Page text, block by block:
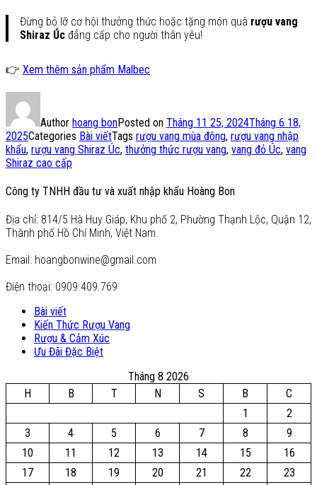
Đừng bỏ lỡ cơ hội thưởng thức hoặc tặng món quà rượu vang
Shiraz Úc đẳng cấp cho người thân yêu!
👉 Xem thêm sản phẩm Malbec
Author hoang bonPosted on Tháng 11 25, 2024Tháng 6 18,
2025Categories Bài viếtTags rượu vang mùa đông, rượu vang nhập
khẩu, rượu vang Shiraz Úc, thưởng thức rượu vang, vang đỏ Úc, vang
Shiraz cao cấp
Công ty TNHH đầu tư và xuất nhập khẩu Hoàng Bon
Địa chỉ: 814/5 Hà Huy Giáp, Khu phố 2, Phường Thạnh Lộc, Quận 12,
Thành phố Hồ Chí Minh, Việt Nam.
Email: hoangbonwine@gmail.com
Điện thoại: 0909.409.769
Bài viết
Kiến Thức Rượu Vang
Rượu & Cảm Xúc
Ưu Đãi Đặc Biệt
Tháng 8 2026
H
B T N S B
C
1
2
3
4 5 6 7 8
9
10
11 12 13 14 15
16
17
18 19 20 21 22
23